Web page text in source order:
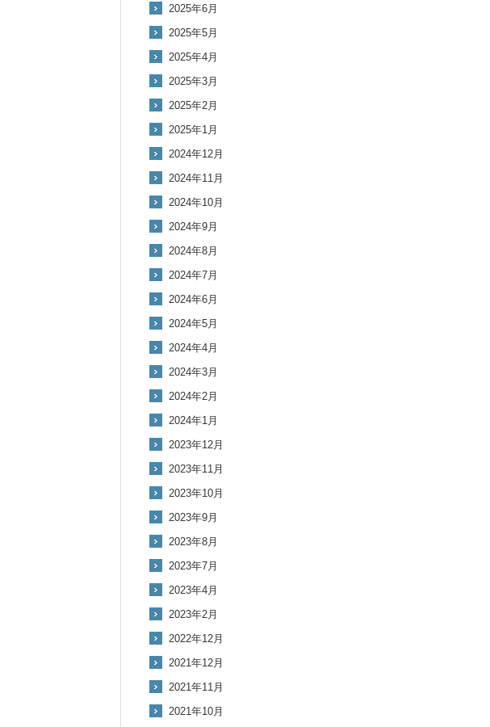
2025年6月
2025年5月
2025年4月
2025年3月
2025年2月
2025年1月
2024年12月
2024年11月
2024年10月
2024年9月
2024年8月
2024年7月
2024年6月
2024年5月
2024年4月
2024年3月
2024年2月
2024年1月
2023年12月
2023年11月
2023年10月
2023年9月
2023年8月
2023年7月
2023年4月
2023年2月
2022年12月
2021年12月
2021年11月
2021年10月